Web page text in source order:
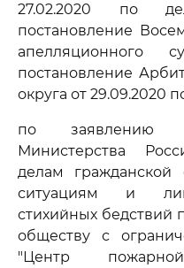
27.02.2020 по
постановление
апелляционного
постановление
округа от 29.09.2020
по заявлению
Министерства
делам
ситуациям и
стихийных бедствий
обществу с
"Центр